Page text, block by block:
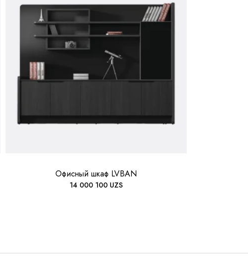
Офисный шкаф LVBAN
14 000 100 UZS